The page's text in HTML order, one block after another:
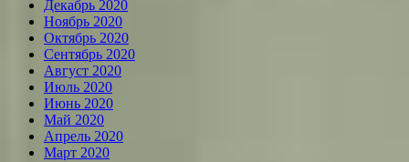
Декабрь 2020
Ноябрь 2020
Октябрь 2020
Сентябрь 2020
Август 2020
Июль 2020
Июнь 2020
Май 2020
Апрель 2020
Март 2020